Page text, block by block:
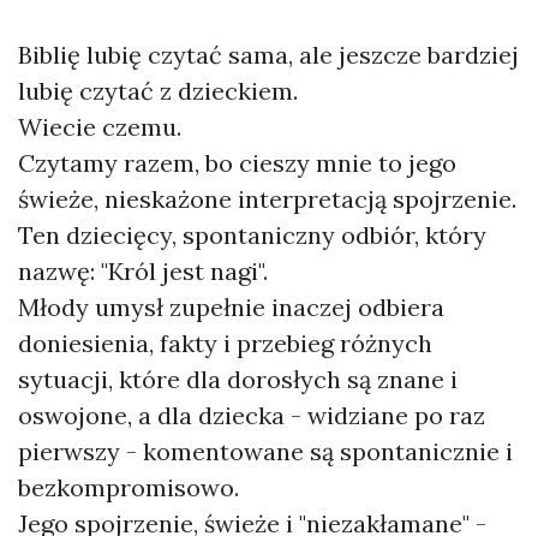
Biblię lubię czytać sama, ale jeszcze bardziej
lubię czytać z dzieckiem.
Wiecie czemu.
Czytamy razem, bo cieszy mnie to jego
świeże, nieskażone interpretacją spojrzenie.
Ten dziecięcy, spontaniczny odbiór, który
nazwę: "Król jest nagi".
Młody umysł zupełnie inaczej odbiera
doniesienia, fakty i przebieg różnych
sytuacji, które dla dorosłych są znane i
oswojone, a dla dziecka - widziane po raz
pierwszy - komentowane są spontanicznie i
bezkompromisowo.
Jego spojrzenie, świeże i "niezakłamane" -